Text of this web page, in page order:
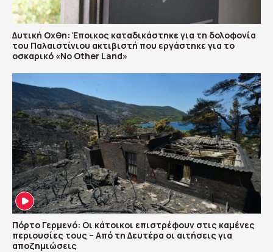
Δυτική Οχθη: Έποικος καταδικάστηκε για τη δολοφονία
του Παλαιστίνιου ακτιβιστή που εργάστηκε για το
οσκαρικό «No Other Land»
Πόρτο Γερμενό: Οι κάτοικοι επιστρέφουν στις καμένες
περιουσίες τους – Aπό τη Δευτέρα οι αιτήσεις για
αποζημιώσεις